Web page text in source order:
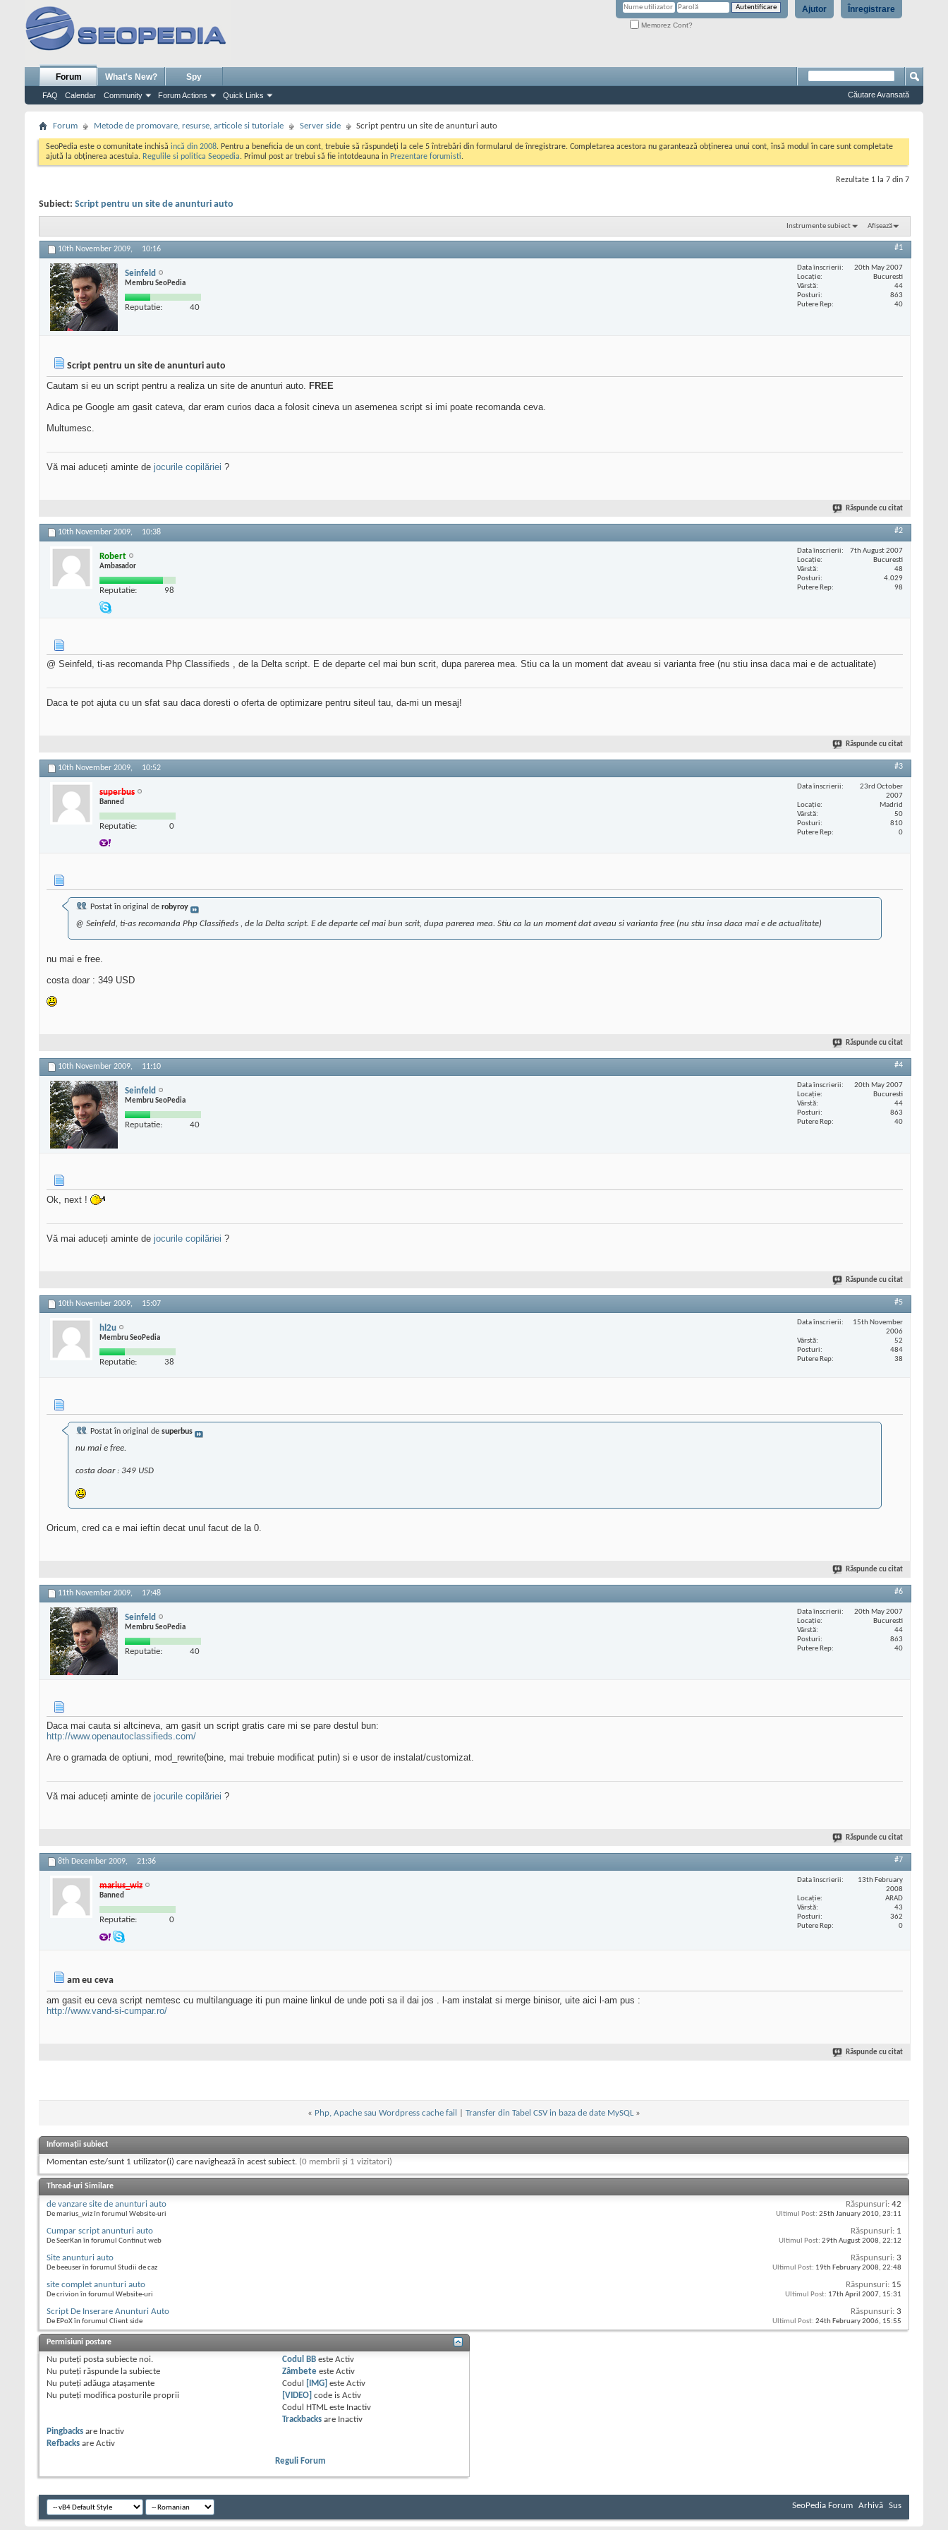
Înregistrare
Ajutor
Memorez Cont?
Forum
FAQ Calendar Community Forum Actions Quick Links
What's New? Spy
Căutare Avansată
Forum Metode de promovare, resurse, articole si tutoriale Server side Script pentru un site de anunturi auto
SeoPedia este o comunitate inchisă incă din 2008. Pentru a beneficia de un cont, trebuie să răspundeți la cele 5 întrebări din formularul de înregistrare. Completarea acestora nu garantează obținerea unui cont, însă modul în care sunt completate
ajută la obținerea acestuia. Regulile si politica Seopedia. Primul post ar trebui să fie intotdeauna in Prezentare forumisti.
Rezultate 1 la 7 din 7
Subiect: Script pentru un site de anunturi auto
Instrumente subiect Afișează
10th November 2009, 10:16 #1
Seinfeld
Membru SeoPedia
Reputatie: 40
Data înscrierii
20th May 2007
Locaţie
Bucuresti
Vârstă
44
Posturi
863
Putere Rep
40
Script pentru un site de anunturi auto
Cautam si eu un script pentru a realiza un site de anunturi auto. FREE
Adica pe Google am gasit cateva, dar eram curios daca a folosit cineva un asemenea script si imi poate recomanda ceva.
Multumesc.
Vă mai aduceți aminte de jocurile copilăriei ?
Răspunde cu citat
10th November 2009, 10:38 #2
Robert
Ambasador
Reputatie: 98
Data înscrierii
7th August 2007
Locaţie
Bucuresti
Vârstă
48
Posturi
4.029
Putere Rep
98
@ Seinfeld, ti-as recomanda Php Classifieds , de la Delta script. E de departe cel mai bun scrit, dupa parerea mea. Stiu ca la un moment dat aveau si varianta free (nu stiu insa daca mai e de actualitate)
Daca te pot ajuta cu un sfat sau daca doresti o oferta de optimizare pentru siteul tau, da-mi un mesaj!
Răspunde cu citat
10th November 2009, 10:52 #3
superbus
Banned
Reputatie: 0
Data înscrierii
23rd October
2007
Locaţie
Madrid
Vârstă
50
Posturi
810
Putere Rep
0
Postat în original de robyroy
@ Seinfeld, ti-as recomanda Php Classifieds , de la Delta script. E de departe cel mai bun scrit, dupa parerea mea. Stiu ca la un moment dat aveau si varianta free (nu stiu insa daca mai e de actualitate)
nu mai e free.
costa doar : 349 USD
Răspunde cu citat
10th November 2009, 11:10 #4
Seinfeld
Membru SeoPedia
Reputatie: 40
Data înscrierii
20th May 2007
Locaţie
Bucuresti
Vârstă
44
Posturi
863
Putere Rep
40
Ok, next !
Vă mai aduceți aminte de jocurile copilăriei ?
Răspunde cu citat
10th November 2009, 15:07 #5
hl2u
Membru SeoPedia
Reputatie: 38
Data înscrierii
15th November
2006
Vârstă
52
Posturi
484
Putere Rep
38
Postat în original de superbus
nu mai e free.
costa doar : 349 USD
Oricum, cred ca e mai ieftin decat unul facut de la 0.
Răspunde cu citat
11th November 2009, 17:48 #6
Seinfeld
Membru SeoPedia
Reputatie: 40
Data înscrierii
20th May 2007
Locaţie
Bucuresti
Vârstă
44
Posturi
863
Putere Rep
40
Daca mai cauta si altcineva, am gasit un script gratis care mi se pare destul bun:
http://www.openautoclassifieds.com/
Are o gramada de optiuni, mod_rewrite(bine, mai trebuie modificat putin) si e usor de instalat/customizat.
Vă mai aduceți aminte de jocurile copilăriei ?
Răspunde cu citat
8th December 2009, 21:36 #7
marius_wiz
Banned
Reputatie: 0
Data înscrierii
13th February
2008
Locaţie
ARAD
Vârstă
43
Posturi
362
Putere Rep
0
am eu ceva
am gasit eu ceva script nemtesc cu multilanguage iti pun maine linkul de unde poti sa il dai jos . l-am instalat si merge binisor, uite aici l-am pus :
http://www.vand-si-cumpar.ro/
Răspunde cu citat
« Php, Apache sau Wordpress cache fail Transfer din Tabel CSV in baza de date MySQL »
Informații subiect
Momentan este/sunt 1 utilizator(i) care navighează în acest subiect. (0 membrii și 1 vizitatori)
Thread-uri Similare
de vanzare site de anunturi auto
De marius_wiz în forumul Website-uri
Răspunsuri: 42
Ultimul Post: 25th January 2010, 23:11
Cumpar script anunturi auto
De SeerKan în forumul Continut web
Răspunsuri: 1
Ultimul Post: 29th August 2008, 22:12
Site anunturi auto
De beeuser în forumul Studii de caz
Răspunsuri: 3
Ultimul Post: 19th February 2008, 22:48
site complet anunturi auto
De crivion în forumul Website-uri
Răspunsuri: 15
Ultimul Post: 17th April 2007, 15:31
Script De Inserare Anunturi Auto
De EPoX în forumul Client side
Răspunsuri: 3
Ultimul Post: 24th February 2006, 15:55
Permisiuni postare
Nu puteţi posta subiecte noi.
Nu puteţi răspunde la subiecte
Nu puteţi adăuga ataşamente
Nu puteţi modifica posturile proprii
Codul BB esteActiv
Zâmbete esteActiv
Codul
[IMG] esteActiv
[VIDEO] code isActiv
Codul HTML este Inactiv
Trackbacks are Inactiv
Pingbacks are Inactiv
Refbacks are Activ
Reguli Forum
SeoPedia Forum Arhivă Sus